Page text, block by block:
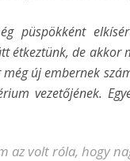
püspökként
étkeztünk, de akkor
új embernek
vezetőjének.
az volt róla, hogy